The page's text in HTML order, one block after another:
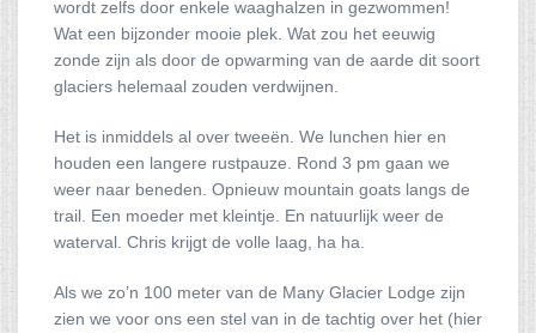
wordt zelfs door enkele waaghalzen in gezwommen!
Wat een bijzonder mooie plek. Wat zou het eeuwig
zonde zijn als door de opwarming van de aarde dit soort
glaciers helemaal zouden verdwijnen.
Het is inmiddels al over tweeën. We lunchen hier en
houden een langere rustpauze. Rond 3 pm gaan we
weer naar beneden. Opnieuw mountain goats langs de
trail. Een moeder met kleintje. En natuurlijk weer de
waterval. Chris krijgt de volle laag, ha ha.
Als we zo’n 100 meter van de Many Glacier Lodge zijn
zien we voor ons een stel van in de tachtig over het (hier